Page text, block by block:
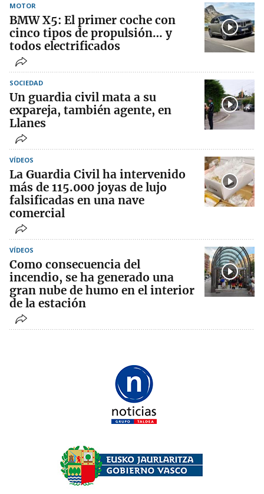
MOTOR
BMW X5: El primer coche con
cinco tipos de propulsión… y
todos electrificados
SOCIEDAD
Un guardia civil mata a su
expareja, también agente, en
Llanes
VÍDEOS
La Guardia Civil ha intervenido
más de 115.000 joyas de lujo
falsificadas en una nave
comercial
VÍDEOS
Como consecuencia del
incendio, se ha generado una
gran nube de humo en el interior
de la estación